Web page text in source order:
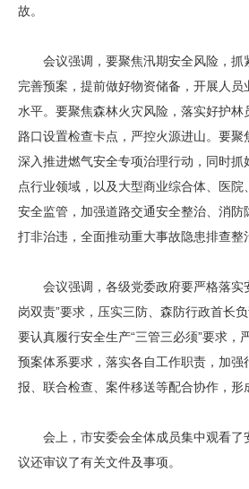
故。
会议强调，要聚焦汛期安全风险，抓
完善预案，提前做好物资储备，开展人
水平。要聚焦森林火灾风险，落实好护林
路口设置检查卡点，严控火源进山。要
深入推进燃气安全专项治理行动，同时
点行业领域，以及大型商业综合体、医
安全监管，加强道路交通安全整治、消防
打非治违，全面推动重大事故隐患排查整
会议强调，各级党委政府要严格落实
岗双责”要求，压实三防、森防行政首长
要认真履行安全生产“三管三必须”要求，
预案体系要求，落实各自工作职责，加强
报、联合检查、案件移送等配合协作，形
会上，市安委会全体成员集中观看了
议还审议了有关文件及事项。